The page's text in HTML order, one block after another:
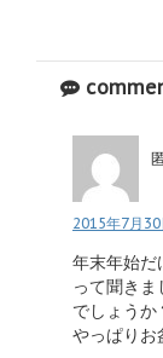
2015年7月30
年末年始だ
って聞き
でしょうか
やっぱりお